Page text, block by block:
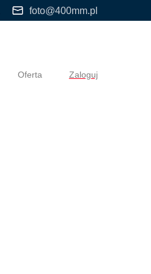
foto@400mm.pl
Oferta Zaloguj